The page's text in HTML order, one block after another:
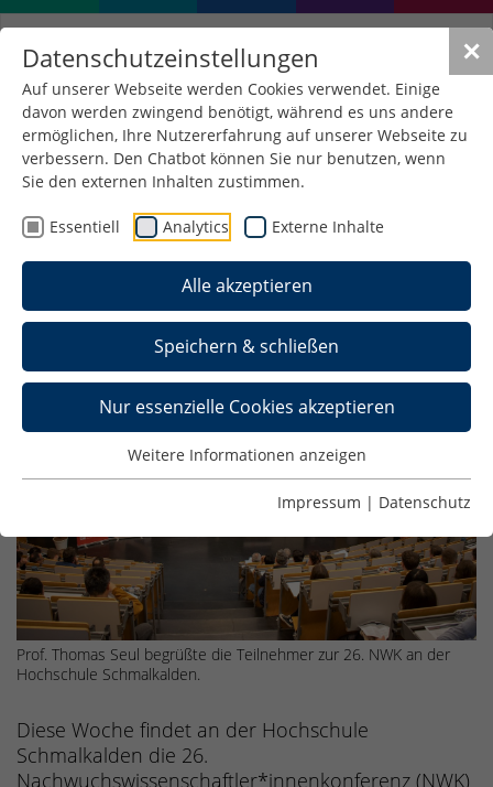
✕
Datenschutzeinstellungen
Auf unserer Webseite werden Cookies verwendet. Einige
davon werden zwingend benötigt, während es uns andere
ermöglichen, Ihre Nutzererfahrung auf unserer Webseite zu
verbessern. Den Chatbot können Sie nur benutzen, wenn
Sie den externen Inhalten zustimmen.
Essentiell Analytics Externe Inhalte
Alle akzeptieren
Speichern & schließen
Nur essenzielle Cookies akzeptieren
Weitere Informationen anzeigen
Impressum | Datenschutz
26.
eröffnet
20. Mai 2026 Alumni , Allgemein
Prof. Thomas Seul begrüßte die Teilnehmer zur 26. NWK an der
Hochschule Schmalkalden.
Diese Woche findet an der Hochschule
Schmalkalden die 26.
Nachwuchswissenschaftler*innenkonferenz (NWK)